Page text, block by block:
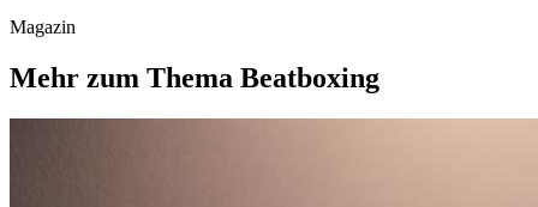
Magazin
Mehr zum Thema Beatboxing